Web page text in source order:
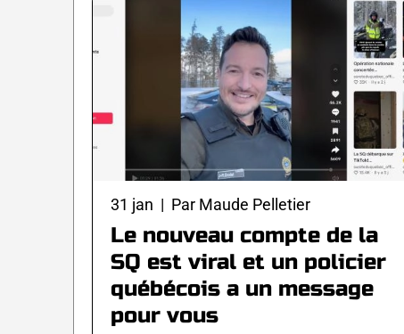
31 jan | Par Maude Pelletier
Le nouveau compte de la
SQ est viral et un policier
québécois a un message
pour vous